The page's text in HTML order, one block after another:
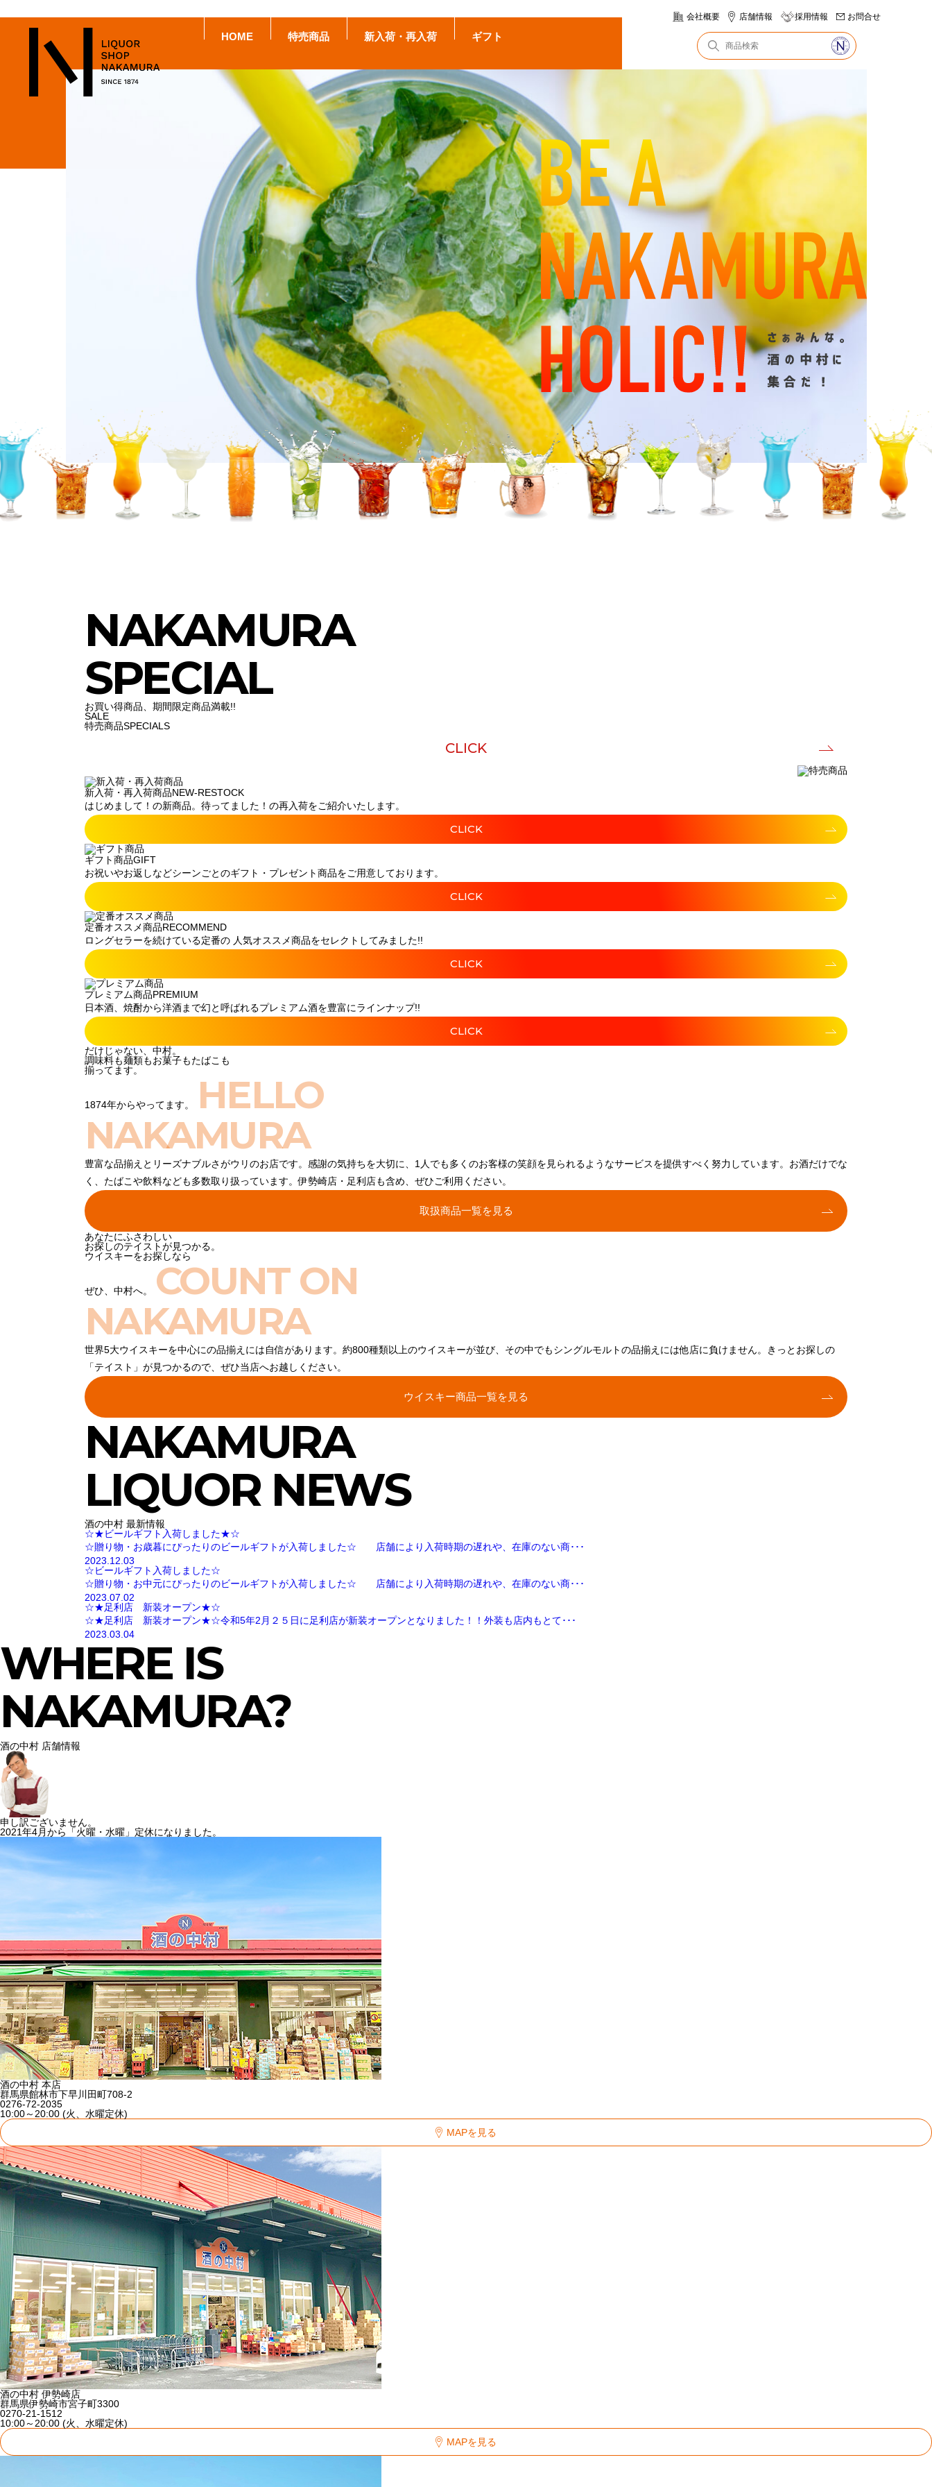
HOME 特売商品 新入荷・再入荷 ギフト
会社概要 店舗情報 採用情報 お問合せ
NAKAMURA
SPECIAL
お買い得商品、期間限定商品満載!!
SALE
特売商品SPECIALS
CLICK
新入荷・再入荷商品NEW-RESTOCK
はじめまして！の新商品。待ってました！の再入荷をご紹介いたします。
CLICK
ギフト商品GIFT
お祝いやお返しなどシーンごとのギフト・プレゼント商品をご用意しております。
CLICK
定番オススメ商品RECOMMEND
ロングセラーを続けている定番の 人気オススメ商品をセレクトしてみました!!
CLICK
プレミアム商品PREMIUM
日本酒、焼酎から洋酒まで幻と呼ばれるプレミアム酒を豊富にラインナップ!!
CLICK
だけじゃない、中村。
調味料も麺類もお菓子もたばこも
揃ってます。
1874年からやってます。
HELLO
NAKAMURA
豊富な品揃えとリーズナブルさがウリのお店です。感謝の気持ちを大切に、1人でも多くのお客様の笑顔を見られるようなサービスを提供すべく努力しています。お酒だけでな
く、たばこや飲料なども多数取り扱っています。伊勢崎店・足利店も含め、ぜひご利用ください。
取扱商品一覧を見る
あなたにふさわしい
お探しのテイストが見つかる。
ウイスキーをお探しなら
ぜひ、中村へ。
COUNT ON
NAKAMURA
世界5大ウイスキーを中心にの品揃えには自信があります。約800種類以上のウイスキーが並び、その中でもシングルモルトの品揃えには他店に負けません。きっとお探しの
「テイスト」が見つかるので、ぜひ当店へお越しください。
ウイスキー商品一覧を見る
NAKAMURA
LIQUOR NEWS
酒の中村 最新情報
☆★ビールギフト入荷しました★☆
☆贈り物・お歳暮にぴったりのビールギフトが入荷しました☆ 店舗により入荷時期の遅れや、在庫のない商･･･
2023.12.03
☆ビールギフト入荷しました☆
☆贈り物・お中元にぴったりのビールギフトが入荷しました☆ 店舗により入荷時期の遅れや、在庫のない商･･･
2023.07.02
☆★足利店 新装オープン★☆
☆★足利店 新装オープン★☆令和5年2月２５日に足利店が新装オープンとなりました！！外装も店内もとて･･･
2023.03.04
WHERE IS
NAKAMURA?
酒の中村 店舗情報
申し訳ございません。
2021年4月から「火曜・水曜」定休になりました。
酒の中村 本店
群馬県館林市下早川田町708-2
0276-72-2035
10:00～20:00 (火、水曜定休)
MAPを見る
酒の中村 伊勢崎店
群馬県伊勢崎市宮子町3300
0270-21-1512
10:00～20:00 (火、水曜定休)
MAPを見る